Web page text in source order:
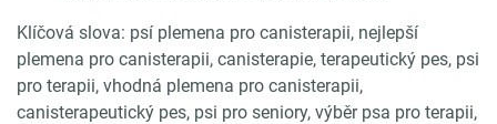
Klíčová slova: psí plemena pro canisterapii, nejlepší
plemena pro canisterapii, canisterapie, terapeutický pes, psi
pro terapii, vhodná plemena pro canisterapii,
canisterapeutický pes, psi pro seniory, výběr psa pro terapii,